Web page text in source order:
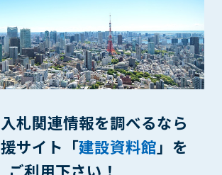
札関連情報を調べるなら
サイト「建設資料館」を
ご利用下さい！
理者を誹謗中傷する行為
ータプログラム等を送信又は書き込む行為
を与える行為
ていない営利を目的とした行為
る行為
に反する行為
ら知り得た情報及びダウンロードした情報
的として第三者に転売し、または転売のため
供すること